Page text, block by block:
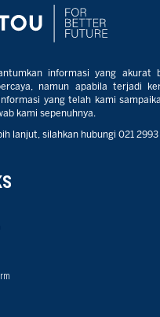
informasi yang akurat
namun apabila terjadi
yang telah kami
kami sepenuhnya.
lanjut, silahkan hubungi 021 2993